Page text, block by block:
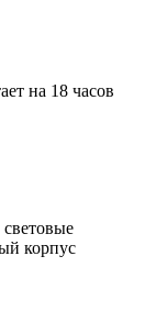
на 18 часов
корпус